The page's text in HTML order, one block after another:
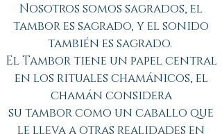
Nosotros somos sagrados, el
tambor es sagrado, y el sonido
también es sagrado.
El Tambor tiene un papel central
en los rituales chamánicos, el
chamán considera
su tambor como un caballo que
le lleva a otras realidades en